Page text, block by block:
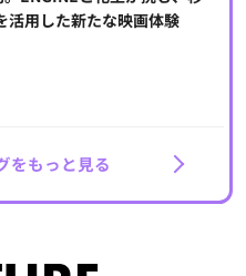
活用した新たな映画体験
をもっと見る